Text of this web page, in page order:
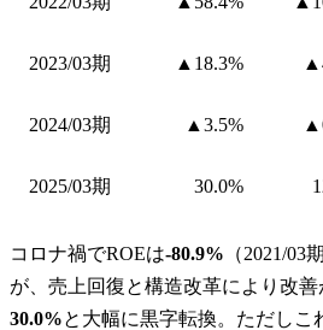
2023/03期 ▲18.3%
2024/03期 ▲3.5%
2025/03期 30.0%
コロナ禍でROEは-80.9% （2021/03
が、売上回復と構造改革により改善
30.0%と大幅に黒字転換。ただしこ